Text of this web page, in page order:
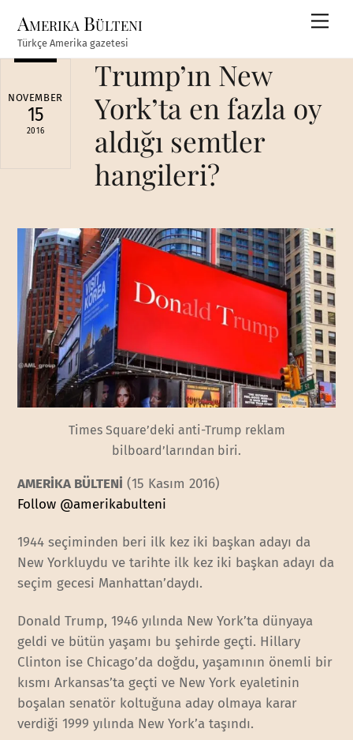
content
Amerika Bülteni
Türkçe Amerika gazetesi
NOVEMBER
15
2016
Trump’ın New
York’ta en fazla oy
aldığı semtler
hangileri?
Times Square’deki anti-Trump reklam
bilboard’larından biri.
AMERİKA BÜLTENİ (15 Kasım 2016)
Follow @amerikabulteni
1944 seçiminden beri ilk kez iki başkan adayı da
New Yorkluydu ve tarihte ilk kez iki başkan adayı da
seçim gecesi Manhattan’daydı.
Donald Trump, 1946 yılında New York’ta dünyaya
geldi ve bütün yaşamı bu şehirde geçti. Hillary
Clinton ise Chicago’da doğdu, yaşamının önemli bir
kısmı Arkansas’ta geçti ve New York eyaletinin
boşalan senatör koltuğuna aday olmaya karar
verdiği 1999 yılında New York’a taşındı.